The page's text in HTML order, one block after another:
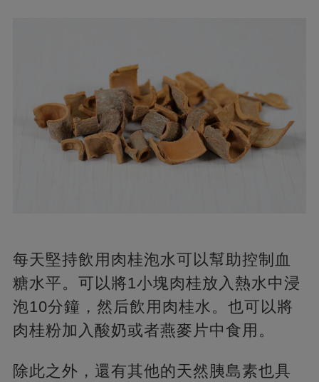
每天堅持飲用肉桂泡水可以幫助控制血
糖水平。可以將1小塊肉桂放入熱水中浸
泡10分鐘，然后飲用肉桂水。也可以將
肉桂粉加入酸奶或者燕麥片中食用。
除此之外，還有其他的天然胰島素也具